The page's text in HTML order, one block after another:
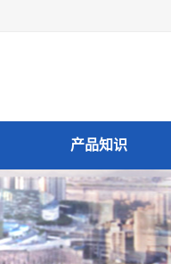
产品知识